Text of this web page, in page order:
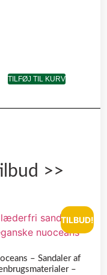
TILFØJ TIL KURV
>>
TILBUD!
– Sandaler af
–